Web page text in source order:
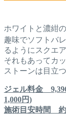
ホワイトと濃紺の
趣味でソフトバ
るようにスクエ
それもあってカ
ストーンは目立
ジェル料金
1,000円)
施術目安時間 約